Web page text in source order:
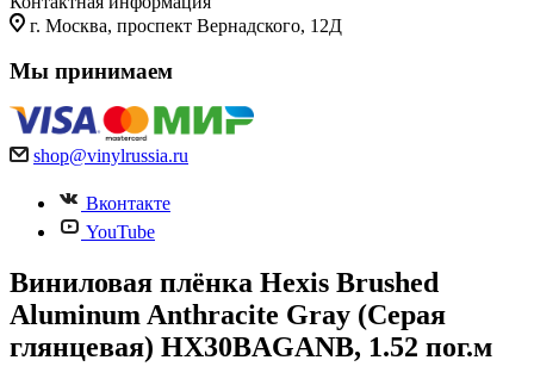
г. Москва, проспект Вернадского, 12Д
Мы принимаем
shop@vinylrussia.ru
Вконтакте
YouTube
Виниловая плёнка Hexis Brushed
Aluminum Anthracite Gray (Серая
глянцевая) HX30BAGANB, 1.52 пог.м